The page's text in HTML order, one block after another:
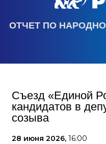
ОТЧЕТ ПО
Съезд «Единой
кандидатов в
созыва
28 июня 2026, 16:00